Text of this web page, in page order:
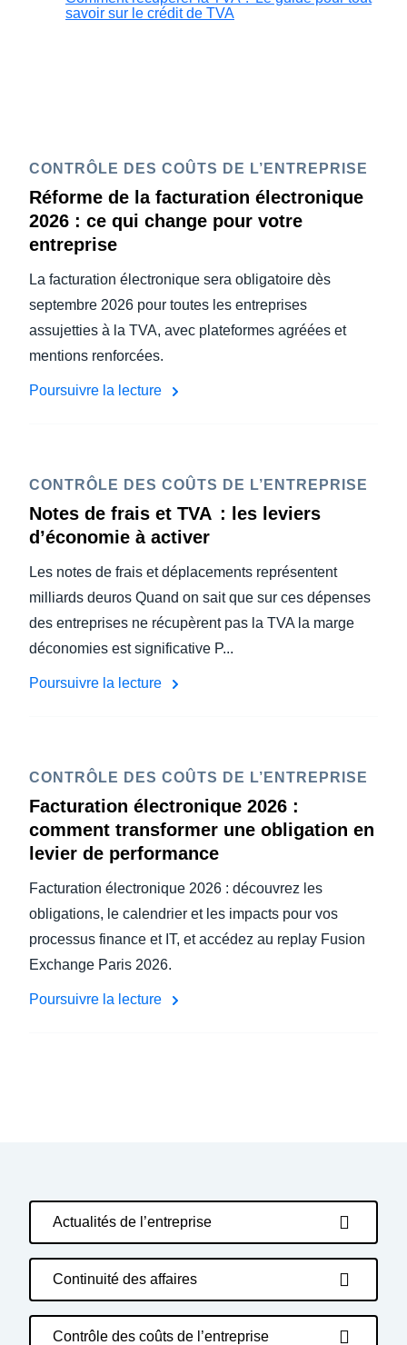
savoir sur le crédit de TVA
CONTRÔLE DES COÛTS DE L’ENTREPRISE
Réforme de la facturation électronique
2026 : ce qui change pour votre
entreprise
La facturation électronique sera obligatoire dès
septembre 2026 pour toutes les entreprises
assujetties à la TVA, avec plateformes agréées et
mentions renforcées.
Poursuivre la lecture
CONTRÔLE DES COÛTS DE L’ENTREPRISE
Notes de frais et TVA : les leviers
d’économie à activer
Les notes de frais et déplacements représentent
milliards deuros Quand on sait que sur ces dépenses
des entreprises ne récupèrent pas la TVA la marge
déconomies est significative P...
Poursuivre la lecture
CONTRÔLE DES COÛTS DE L’ENTREPRISE
Facturation électronique 2026 :
comment transformer une obligation en
levier de performance
Facturation électronique 2026 : découvrez les
obligations, le calendrier et les impacts pour vos
processus finance et IT, et accédez au replay Fusion
Exchange Paris 2026.
Poursuivre la lecture
Actualités de l’entreprise
Continuité des affaires
Contrôle des coûts de l’entreprise